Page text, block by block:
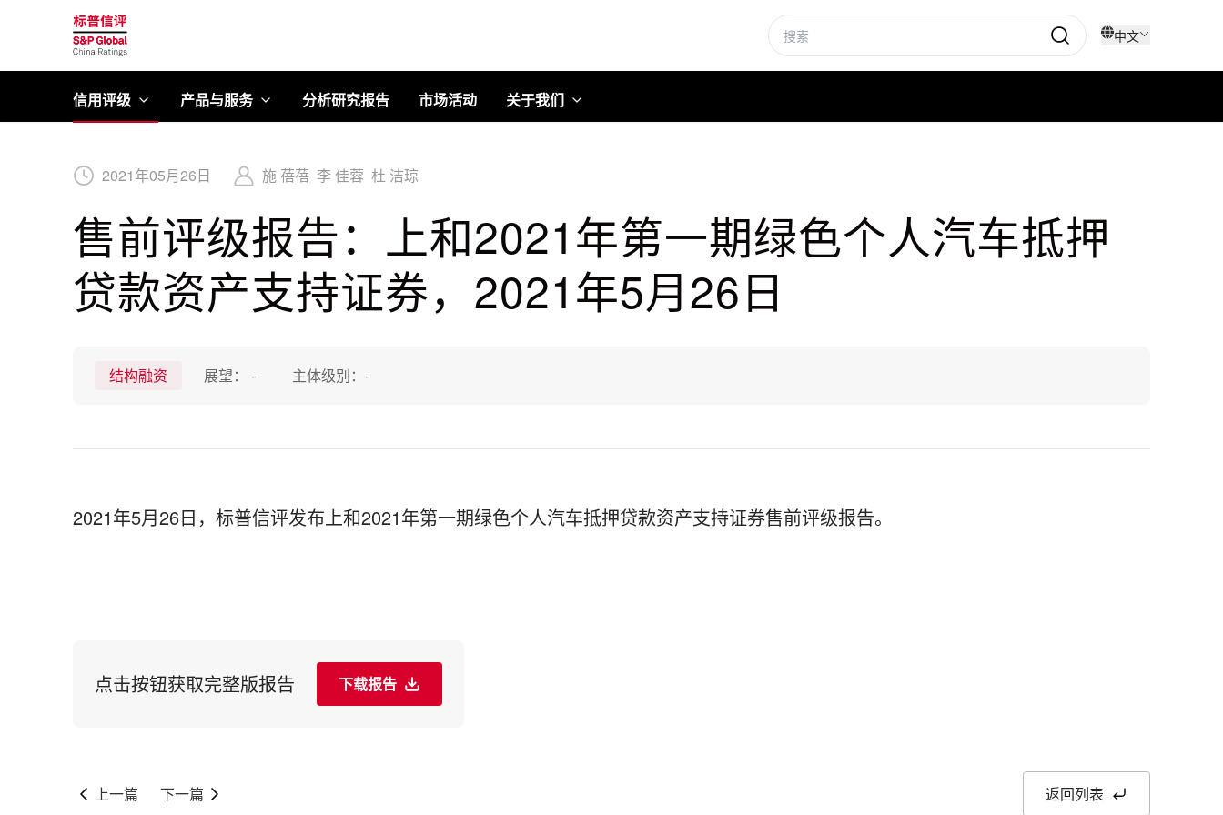
标普信评
中文
信用评级 产品与服务 分析研究报告 市场活动 关于我们
2021年05月26日 施 蓓蓓 李 佳蓉 杜 洁琼
售前评级报告：上和2021年第一期绿色个人汽车抵押
贷款资产支持证券，2021年5月26日
结构融资 展望： - 主体级别： -
2021年5月26日，标普信评发布上和2021年第一期绿色个人汽车抵押贷款资产支持证券售前评级报告。
点击按钮获取完整版报告 下载报告
上一篇 下一篇 返回列表